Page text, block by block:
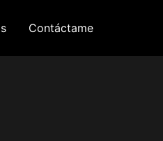
Contáctame